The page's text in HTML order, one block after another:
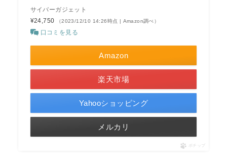
サイバーガジェット
¥24,750
（2023/12/10 14:26時点 | Amazon調べ）
口コミを見る
Amazon
楽天市場
Yahooショッピング
メルカリ
ポチップ